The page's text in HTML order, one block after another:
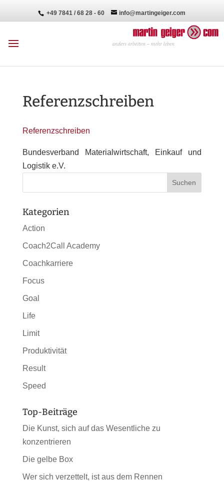
+49 7841 / 68 28 - 60 info@martingeiger.com
Referenzschreiben
Referenzschreiben
Bundesverband Materialwirtschaft, Einkauf und
Logistik e.V.
Kategorien
Action
Coach2Call Academy
Coachkarriere
Focus
Goal
Life
Limit
Produktivität
Result
Speed
Top-Beiträge
Die Kunst, sich auf das Wesentliche zu
konzentrieren
Die gelbe Box
Wer sich verzettelt, ist aus dem Rennen